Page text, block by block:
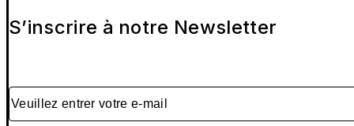
S’inscrire à notre Newsletter
Veuillez entrer votre e-mail